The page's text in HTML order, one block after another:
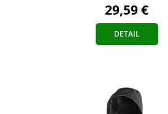
29,59 €
DETAIL